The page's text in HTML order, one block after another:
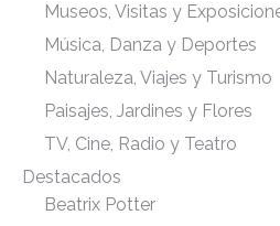
Museos, Visitas y
Música, Danza y Deportes
Naturaleza, Viajes y Turismo
Paisajes, Jardines y Flores
TV, Cine, Radio y Teatro
Destacados
Beatrix Potter